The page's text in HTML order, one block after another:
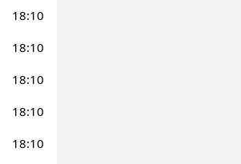
18:10
18:10
18:10
18:10
18:10